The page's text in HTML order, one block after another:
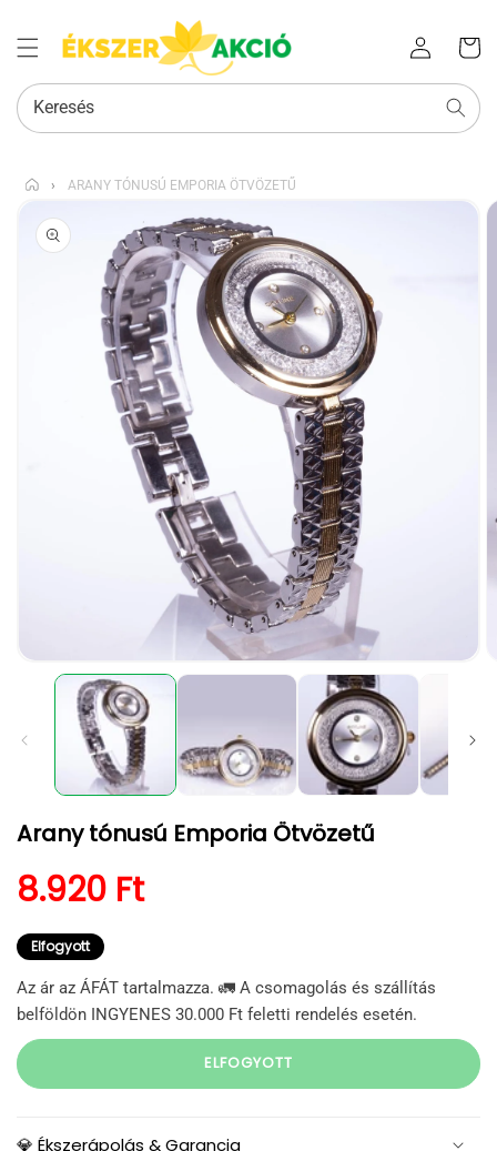
Bejelentkezés
kosara
Keresés
› ARANY TÓNUSÚ EMPORIA ÖTVÖZETŰ
KIHAGYÁS, ÉS
UGRÁS A
TERMÉKADATOKRA
médiafájl
megnyitása
modális
párbeszédpanelen
Arany tónusú Emporia Ötvözetű
Normál ár
8.920 Ft
Elfogyott
Az ár az ÁFÁT tartalmazza. 🚛 A csomagolás és szállítás
belföldön INGYENES 30.000 Ft feletti rendelés esetén.
ELFOGYOTT
💎 Ékszerápolás & Garancia